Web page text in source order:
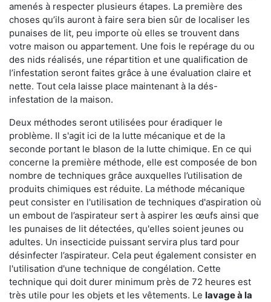
amenés à respecter plusieurs étapes. La première des
choses qu’ils auront à faire sera bien sûr de localiser les
punaises de lit, peu importe où elles se trouvent dans
votre maison ou appartement. Une fois le repérage du ou
des nids réalisés, une répartition et une qualification de
l’infestation seront faites grâce à une évaluation claire et
nette. Tout cela laisse place maintenant à la dés-
infestation de la maison.
Deux méthodes seront utilisées pour éradiquer le
problème. Il s'agit ici de la lutte mécanique et de la
seconde portant le blason de la lutte chimique. En ce qui
concerne la première méthode, elle est composée de bon
nombre de techniques grâce auxquelles l’utilisation de
produits chimiques est réduite. La méthode mécanique
peut consister en l'utilisation de techniques d'aspiration où
un embout de l’aspirateur sert à aspirer les œufs ainsi que
les punaises de lit détectées, qu'elles soient jeunes ou
adultes. Un insecticide puissant servira plus tard pour
désinfecter l’aspirateur. Cela peut également consister en
l'utilisation d'une technique de congélation. Cette
technique qui doit durer minimum près de 72 heures est
très utile pour les objets et les vêtements. Le lavage à la